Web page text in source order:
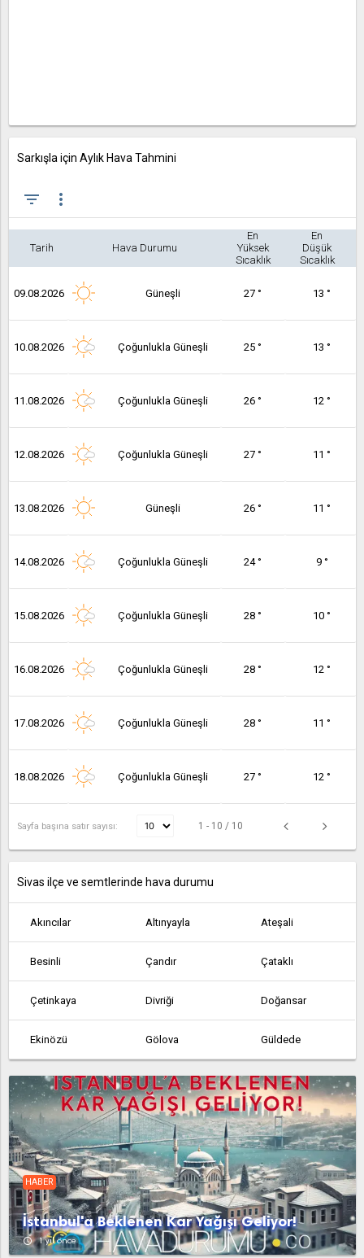
Sarkışla için Aylık Hava Tahmini
filter_list more_vert
Tarih Hava Durumu
En
Yüksek
Sıcaklık
En
Düşük
Sıcaklık
09.08.2026 Güneşli 27 ° 13 °
10.08.2026 Çoğunlukla Güneşli 25 ° 13 °
11.08.2026 Çoğunlukla Güneşli 26 ° 12 °
12.08.2026 Çoğunlukla Güneşli 27 ° 11 °
13.08.2026 Güneşli 26 ° 11 °
14.08.2026 Çoğunlukla Güneşli 24 ° 9 °
15.08.2026 Çoğunlukla Güneşli 28 ° 10 °
16.08.2026 Çoğunlukla Güneşli 28 ° 12 °
17.08.2026 Çoğunlukla Güneşli 28 ° 11 °
18.08.2026 Çoğunlukla Güneşli 27 ° 12 °
Sayfa başına satır sayısı: 1 - 10 / 10
Sivas ilçe ve semtlerinde hava durumu
Akıncılar Altınyayla Ateşali
Besinli Çandır Çataklı
Çetinkaya Divriği Doğansar
Ekinözü Gölova Güldede
Gürün Hafik İmranli
Kangal Karakaya Koyulhisar
Sarkışla Suşehri
Yeniapardı Yeniçubuk Yıldızeli
Zara
HABER
İstanbul'a Beklenen Kar Yağışı Geliyor!
access_time 1 yıl önce